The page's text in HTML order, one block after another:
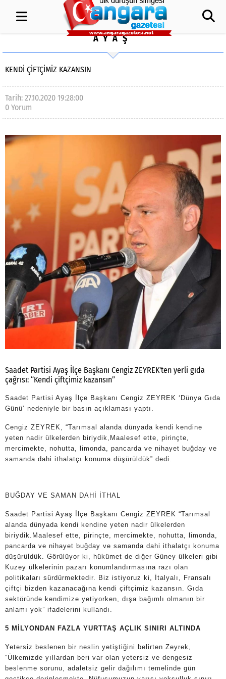
AYAŞ
KENDI ÇIFTÇIMIZ KAZANSIN
Tarih: 27.10.2020 19:28:00
0 Yorum
Saadet Partisi Ayaş İlçe Başkanı Cengiz ZEYREK'ten yerli gıda
çağrısı: “Kendi çiftçimiz kazansın”
Saadet Partisi Ayaş İlçe Başkanı Cengiz ZEYREK ‘Dünya Gıda
Günü’ nedeniyle bir basın açıklaması yaptı.
Cengiz ZEYREK, “Tarımsal alanda dünyada kendi kendine
yeten nadir ülkelerden biriydik,Maalesef ette, pirinçte,
mercimekte, nohutta, limonda, pancarda ve nihayet buğday ve
samanda dahi ithalatçı konuma düşürüldük” dedi.
BUĞDAY VE SAMAN DAHİ İTHAL
Saadet Partisi Ayaş İlçe Başkanı Cengiz ZEYREK “Tarımsal
alanda dünyada kendi kendine yeten nadir ülkelerden
biriydik.Maalesef ette, pirinçte, mercimekte, nohutta, limonda,
pancarda ve nihayet buğday ve samanda dahi ithalatçı konuma
düşürüldük. Görülüyor ki, hükümet de diğer Güney ülkeleri gibi
Kuzey ülkelerinin pazarı konumlandırmasına razı olan
politikaları sürdürmektedir. Biz istiyoruz ki, İtalyalı, Fransalı
çiftçi bizden kazanacağına kendi çiftçimiz kazansın. Gıda
sektöründe kendimize yetiyorken, dışa bağımlı olmanın bir
anlamı yok” ifadelerini kullandı.
5 MİLYONDAN FAZLA YURTTAŞ AÇLIK SINIRI ALTINDA
Yetersiz beslenen bir neslin yetiştiğini belirten Zeyrek,
“Ülkemizde yıllardan beri var olan yetersiz ve dengesiz
beslenme sorunu, adaletsiz gelir dağılımı temelinde gün